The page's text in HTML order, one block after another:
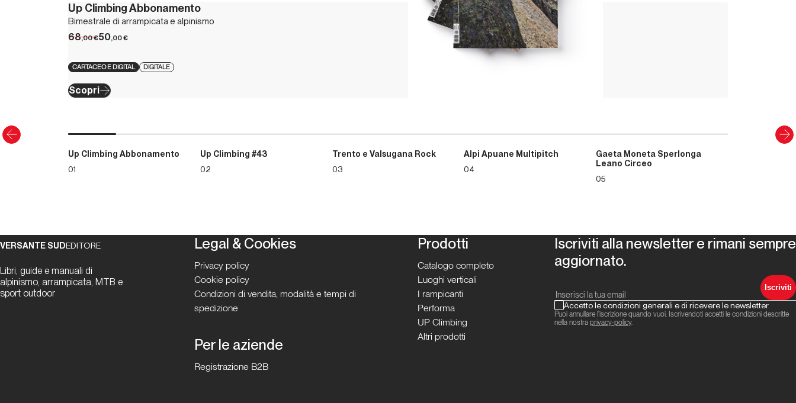
Up Climbing Abbonamento
Bimestrale di arrampicata e alpinismo
68,00€50,00€
CARTACEO E DIGITAL DIGITALE
Scopri
Up Climbing Abbonamento
01
Up Climbing #43
02
Trento e Valsugana Rock
03
Alpi Apuane Multipitch
04
Gaeta Moneta Sperlonga
Leano Circeo
05
VERSANTE SUDEDITORE
Libri, guide e manuali di
alpinismo, arrampicata, MTB e
sport outdoor
Legal & Cookies
Privacy policy
Cookie policy
Condizioni di vendita, modalità e tempi di
spedizione
Per le aziende
Registrazione B2B
Prodotti
Catalogo completo
Luoghi verticali
I rampicanti
Performa
UP Climbing
Altri prodotti
Iscriviti alla newsletter e rimani sempre
aggiornato.
Iscriviti
Accetto le condizioni generali e di ricevere le newsletter
Puoi annullare l'iscrizione quando vuoi. Iscrivendoti accetti le condizioni descritte
nella nostra privacy-policy.